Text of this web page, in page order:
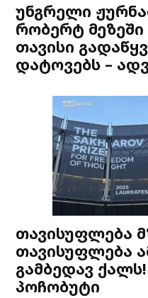
უნგრელი
რობერტ
თავისი
დატოვებს –
თავისუფლება
თავისუფლება
გამბედავ
პოჩობუტი